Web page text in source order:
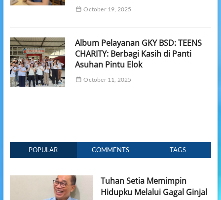
October 19, 2025
Album Pelayanan GKY BSD: TEENS
CHARITY: Berbagi Kasih di Panti
Asuhan Pintu Elok
October 11, 2025
POPULAR COMMENTS TAGS
Tuhan Setia Memimpin
Hidupku Melalui Gagal Ginjal